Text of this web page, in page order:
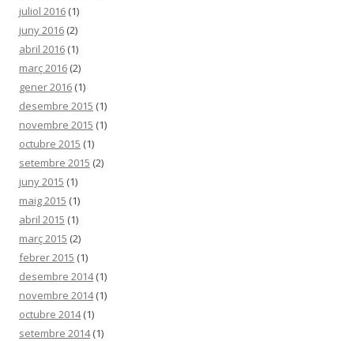
juliol 2016 (1)
juny 2016 (2)
abril 2016 (1)
març 2016 (2)
gener 2016 (1)
desembre 2015 (1)
novembre 2015 (1)
octubre 2015 (1)
setembre 2015 (2)
juny 2015 (1)
maig 2015 (1)
abril 2015 (1)
març 2015 (2)
febrer 2015 (1)
desembre 2014(1)
novembre 2014(1)
octubre 2014(1)
setembre 2014(1)